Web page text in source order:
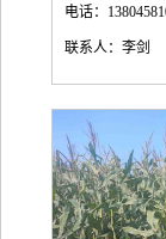
电话：
联系人：李剑